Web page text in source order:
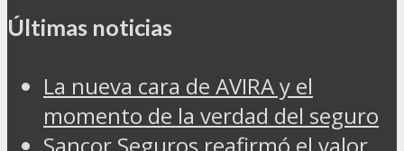
Últimas noticias
La nueva cara de AVIRA y el
momento de la verdad del seguro
Sancor Seguros reafirmó el valor